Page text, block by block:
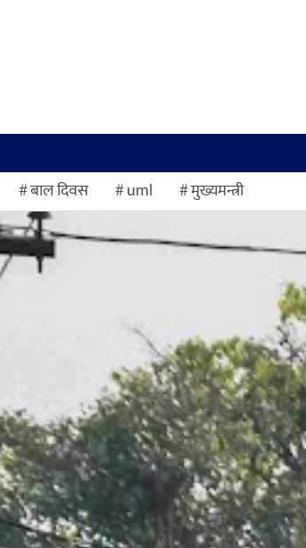
बाल दिवस uml मुख्यमन्त्री